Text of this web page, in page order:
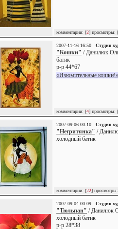
комментарии: [2] просмотры: [
2007-11-16 16:50 Студия
"Кошки" / Данилюк
батик
р-р 44*67
«Изюмительные
комментарии: [4] просмотры: [
2007-09-06 00:10 Студия
"Негритянка" /
холодный батик
комментарии: [22]
2007-09-04 00:09 Студия
"Тюльпан" / Данилюк
холодный батик
р-р 28*38